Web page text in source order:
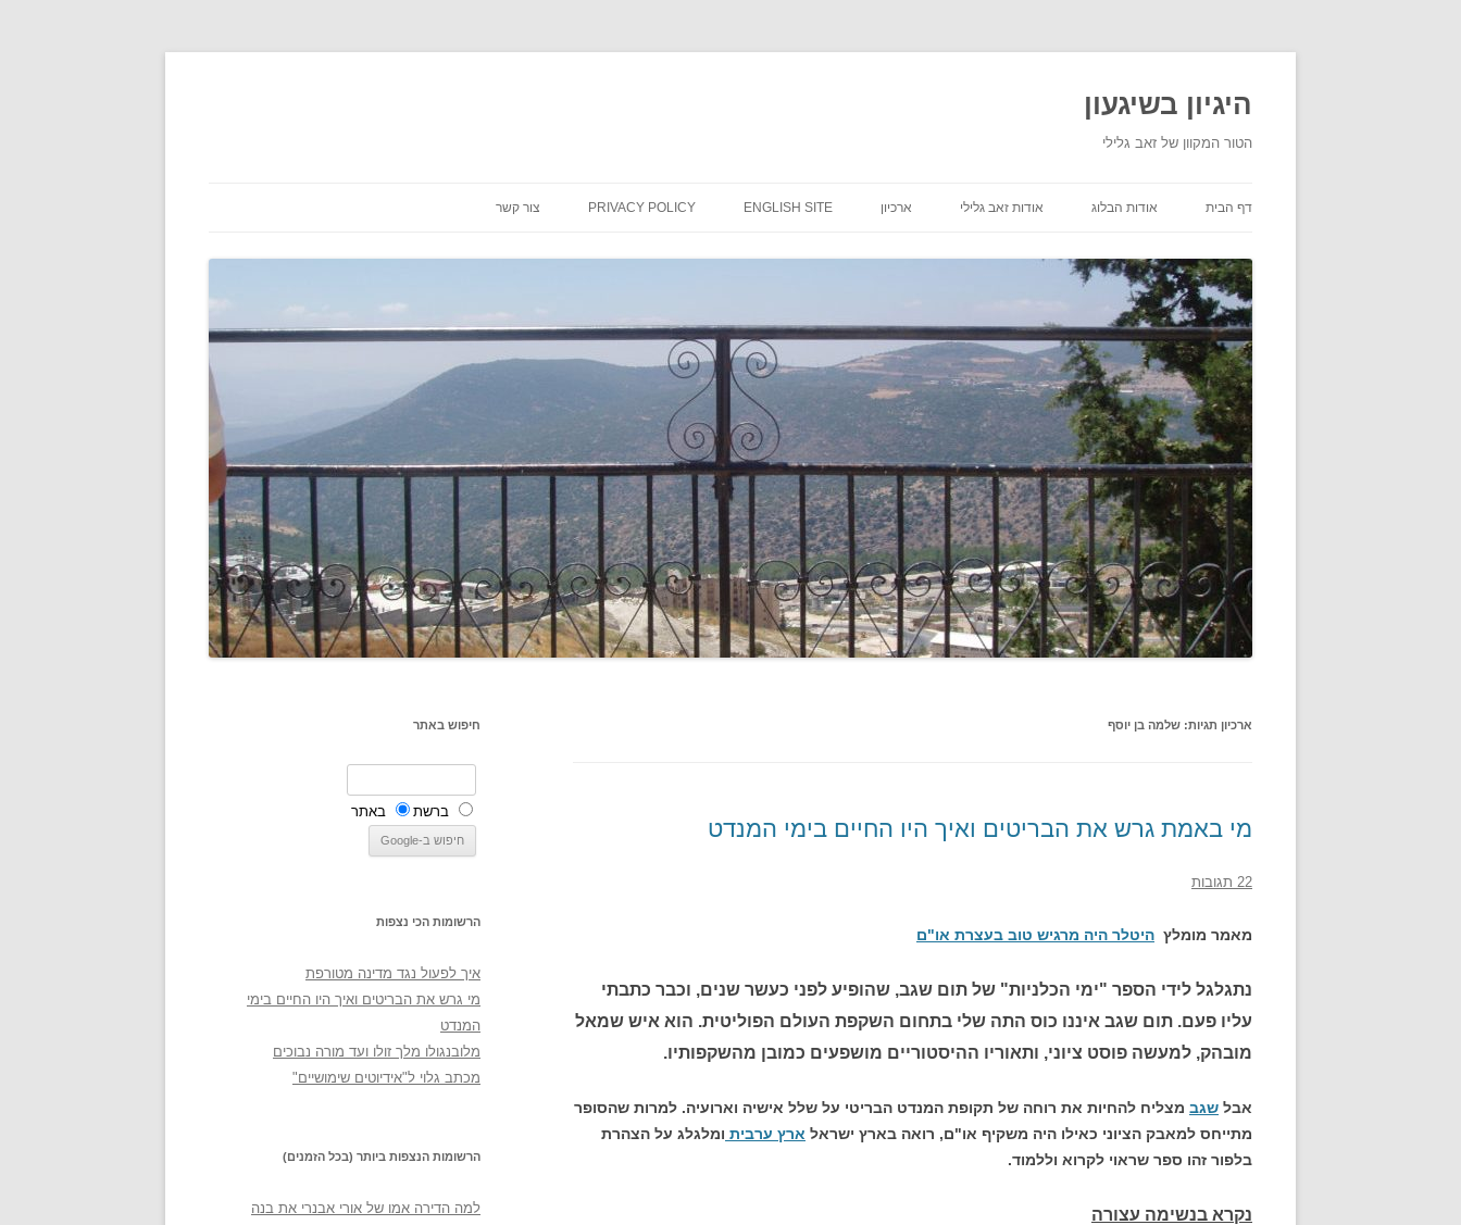
היגיון בשיגעון
הטור המקוון של זאב גלילי
דף הבית אודות הבלוג אודות זאב גלילי ארכיון ENGLISH SITE
PRIVACY POLICY צור קשר
ארכיון תגיות: שלמה בן יוסף
מי באמת גרש את הבריטים ואיך היו החיים בימי המנדט
22 תגובות
מאמר מומלץ היטלר היה מרגיש טוב בעצרת או"ם
נתגלגל לידי הספר "ימי הכלניות" של תום שגב, שהופיע לפני כעשר שנים, וכבר כתבתי
עליו פעם. תום שגב איננו כוס התה שלי בתחום השקפת העולם הפוליטית. הוא איש שמאל
מובהק, למעשה פוסט ציוני, ותאוריו ההיסטוריים מושפעים כמובן מהשקפותיו.
אבל שגב מצליח להחיות את רוחה של תקופת המנדט הבריטי על שלל אישיה וארועיה. למרות שהסופר
מתייחס למאבק הציוני כאילו היה משקיף או"ם, רואה בארץ ישראל ארץ ערבית ומלגלג על הצהרת
בלפור זהו ספר שראוי לקרוא וללמוד.
נקרא בנשימה עצורה
חיפוש באתר
ברשת באתר
הרשומות הכי נצפות
איך לפעול נגד מדינה מטורפת
מי גרש את הבריטים ואיך היו החיים בימי
המנדט
מלובנגולו מלך זולו ועד מורה נבוכים
מכתב גלוי ל"אידיוטים שימושיים"
הרשומות הנצפות ביותר (בכל הזמנים)
למה הדירה אמו של אורי אבנרי את בנה